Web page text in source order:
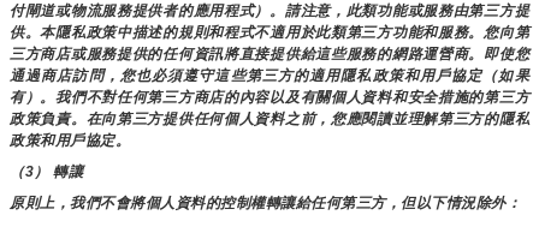
付閘道或物流服務提供者的應用程式）。請注意，此類功能或服務由第三方提
供。本隱私政策中描述的規則和程式不適用於此類第三方功能和服務。您向第
三方商店或服務提供的任何資訊將直接提供給這些服務的網路運營商。即使您
通過商店訪問，您也必須遵守這些第三方的適用隱私政策和用戶協定（如果
有）。我們不對任何第三方商店的內容以及有關個人資料和安全措施的第三方
政策負責。在向第三方提供任何個人資料之前，您應閱讀並理解第三方的隱私
政策和用戶協定。
（3） 轉讓
原則上，我們不會將個人資料的控制權轉讓給任何第三方，但以下情況除外：